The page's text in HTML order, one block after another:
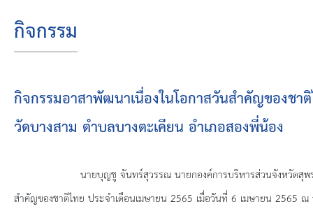
โครงสร้างองค์กร
โครงสร้างการแบ่งส่วนราชการ
วิสัยทัศน์
ยุทธศาสตร์การพัฒนา
ประวัตินายก
กิจกรรม
กิจกรรมอาสาพัฒนาเนื่องในโอกาสวันสำคัญของช
วัดบางสาม ตำบลบางตะเคียน อำเภอสองพี่น้อง
นายบุญชู จันทร์สุวรรณ นายกองค์การบริหารส่วนจังหวัดสุพร
สำคัญของชาติไทย ประจำเดือนเมษายน 2565 เมื่อวันที่ 6 เมษายน 2565 ณ